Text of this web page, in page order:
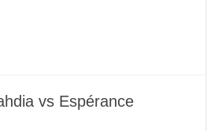
vs Espérance